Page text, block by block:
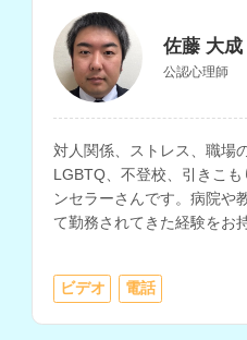
佐藤 大成
公認心理師
対人関係、ストレス、職場
LGBTQ、不登校、引きこ
ンセラーさんです。病院や
て勤務されてきた経験をお
ビデオ 電話